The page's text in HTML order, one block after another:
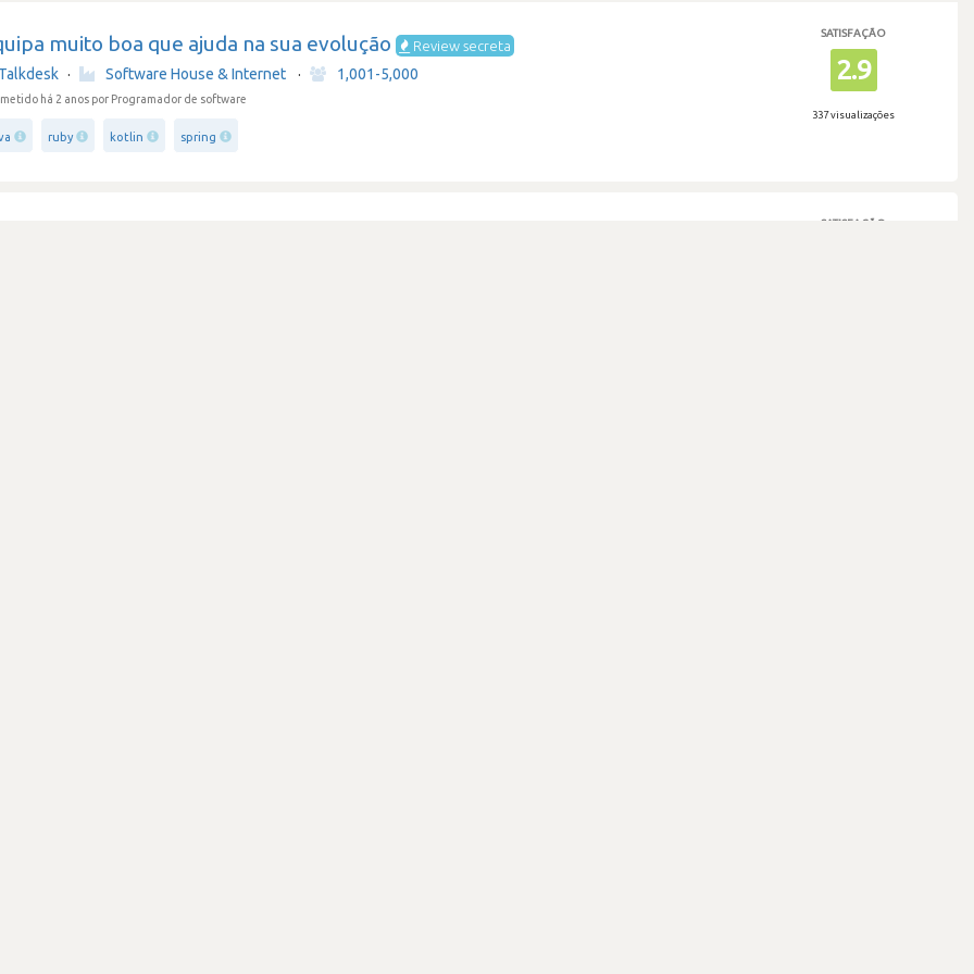
muito boa que ajuda na sua evolução Review secreta
Talkdesk · Software House & Internet · 1,001-5,000
há 2 anos por Programador de software
ruby kotlin spring
SATISFAÇÃO
2.9
337 visualizações
SATISFAÇÃO